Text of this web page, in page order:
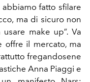
fatto sfilare
ma di sicuro non
make up”. Va
offre il mercato, ma
fregandosene
Anna Piaggi e